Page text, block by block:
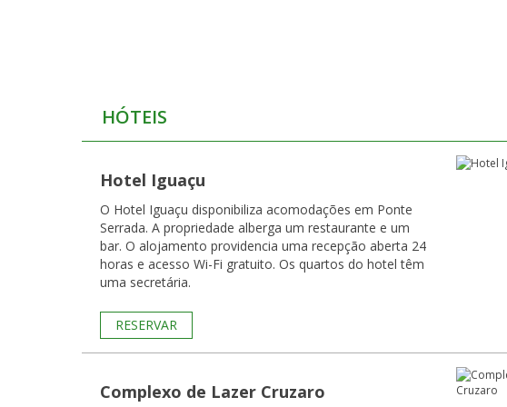
HÓTEIS
Hotel Iguaçu
O Hotel Iguaçu disponibiliza acomodações em Ponte
Serrada. A propriedade alberga um restaurante e um
bar. O alojamento providencia uma recepção aberta 24
horas e acesso Wi-Fi gratuito. Os quartos do hotel têm
uma secretária.
RESERVAR
Complexo de Lazer Cruzaro